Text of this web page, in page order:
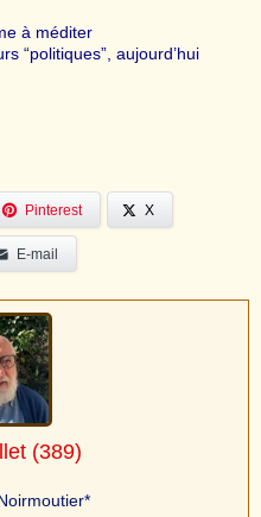
à méditer
“politiques”, aujourd’hui
Pinterest X
E-mail
(389)